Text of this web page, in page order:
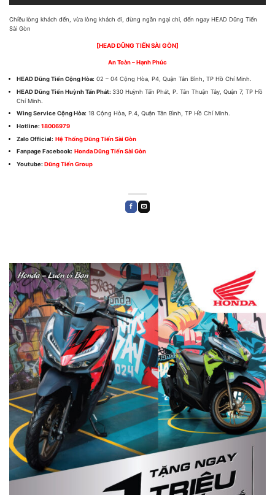
Chiều lòng khách đến, vừa lòng khách đi, đừng ngần ngại chi, đến ngay HEAD Dũng Tiến
Sài Gòn
[HEAD DŨNG TIẾN SÀI GÒN]
An Toàn – Hạnh Phúc
HEAD Dũng Tiến Cộng Hòa: 02 – 04 Cộng Hòa, P4, Quận Tân Bình, TP Hồ Chí Minh.
HEAD Dũng Tiến Huỳnh Tấn Phát: 330 Huỳnh Tấn Phát, P. Tân Thuận Tây, Quận 7, TP Hồ
Chí Minh.
Wing Service Cộng Hòa: 18 Cộng Hòa, P.4, Quận Tân Bình, TP Hồ Chí Minh.
Hotline: 18006979
Zalo Official: Hệ Thống Dũng Tiến Sài Gòn
Fanpage Facebook: Honda Dũng Tiến Sài Gòn
Youtube: Dũng Tiến Group